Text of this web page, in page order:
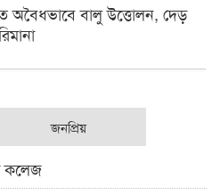
অবৈধভাবে বালু উত্তোলন, দেড়
জনপ্রিয়
কলেজ